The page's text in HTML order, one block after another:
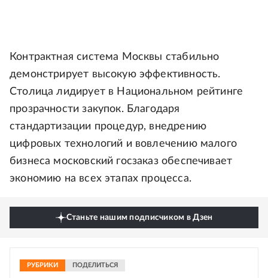
Контрактная система Москвы стабильно
демонстрирует высокую эффективность.
Столица лидирует в Национальном рейтинге
прозрачности закупок. Благодаря
стандартизации процедур, внедрению
цифровых технологий и вовлечению малого
бизнеса московский госзаказ обеспечивает
экономию на всех этапах процесса.
Станьте нашим подписчиком в Дзен
РУБРИКИ ПОДЕЛИТЬСЯ